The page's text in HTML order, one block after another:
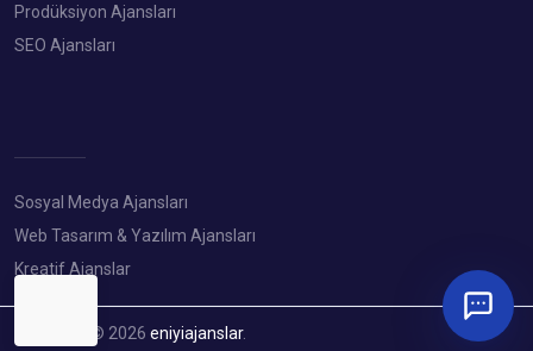
Prodüksiyon Ajansları
SEO Ajansları
Sosyal Medya Ajansları
Web Tasarım & Yazılım Ajansları
Kreatif Ajanslar
Copyright © 2026 eniyiajanslar.